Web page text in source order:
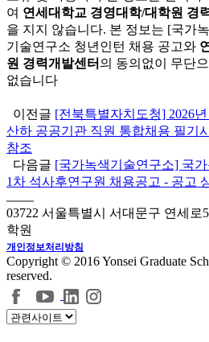
여 연세대학교 경영대학/대학원 경
을 지지 않습니다. 본 정보는 [국가
기술연구소 청년인턴 채용 공고와
원 경력개발센터 의 동의없이 무단
없습니다
이전글 [전북특별자치도청] 2026
산하 공공기관 직원 통합채용 필기
참조
다음글 [국가녹색기술연구소] 국
1차 석사후연구원 채용공고 - 공고
03722 서울특별시 서대문구 연세로
학원
개인정보처리방침
Copyright © 2016 Yonsei Graduate
reserved.